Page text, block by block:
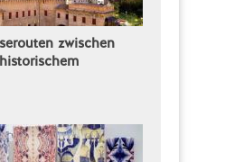
zwischen